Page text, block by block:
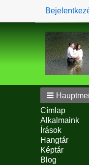
Címlap
Alkalmaink
Írások
Hangtár
Képtár
Blog